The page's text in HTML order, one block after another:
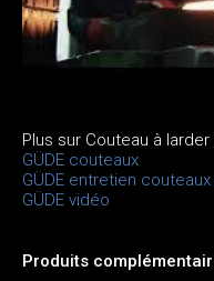
Plus sur Couteau à larder
GÜDE couteaux
GÜDE entretien
GÜDE vidéo
Produits